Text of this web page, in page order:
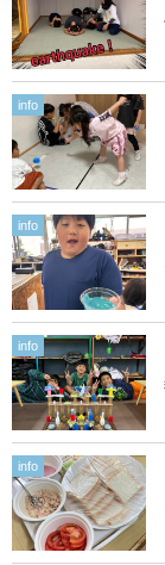
info
info
info
info